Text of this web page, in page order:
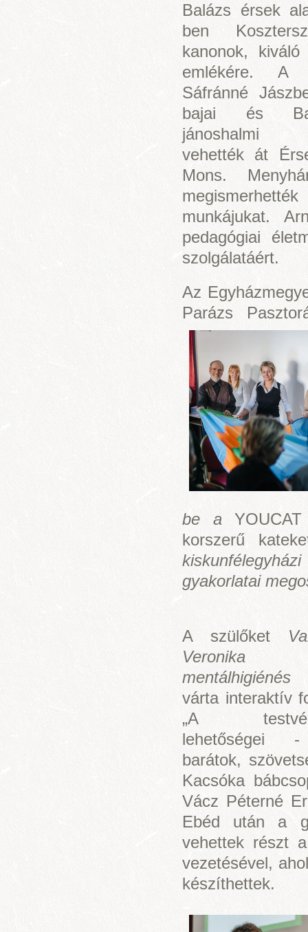
Balázs érsek
ben
kanonok,
emlékére.
Sáfránné
bajai és
jánoshalmi
vehették át
Mons.
munkájukat.
pedagógiai
szolgálatáért.
Az
Parázs
be a
korszerű
gyakorlatai
A szülőket
Veronika
várta interaktív
„A
lehetőségei
barátok,
Kacsóka
Vácz Péterné
Ebéd után a
vehettek részt
vezetésével,
készíthettek.